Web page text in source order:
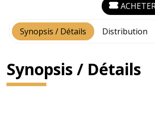
Synopsis / Détails Distribution
Synopsis / Détails